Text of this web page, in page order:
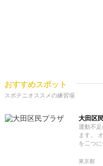
おすすめスポット
スポテニオススメの練習場
大田区
運動不
ます。
を二つ
東京都